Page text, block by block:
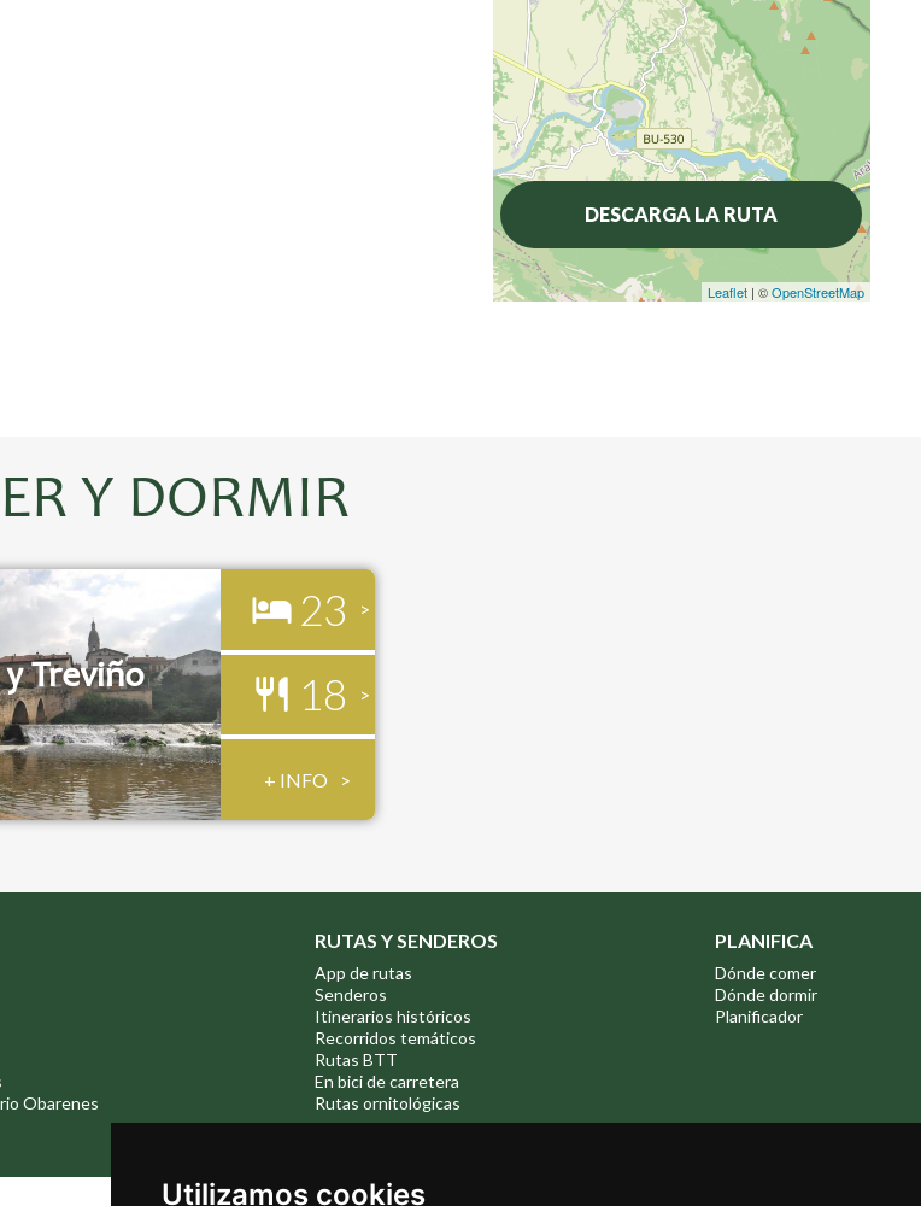
Utilizamos cookies
Leaflet | ©OpenStreetMap
DESCARGA LA RUTA
Y DORMIR
Treviño
23
18
+ INFO
Obarenes
RUTAS Y SENDEROS
App de rutas
Senderos
Itinerarios históricos
Recorridos temáticos
Rutas BTT
En bici de carretera
Rutas ornitológicas
PLANIFICA
Dónde comer
Dónde dormir
Planificador